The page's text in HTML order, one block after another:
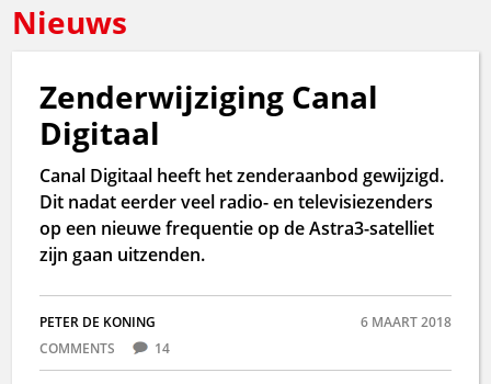
Nieuws
Zenderwijziging Canal
Digitaal
Canal Digitaal heeft het zenderaanbod gewijzigd.
Dit nadat eerder veel radio- en televisiezenders
op een nieuwe frequentie op de Astra3-satelliet
zijn gaan uitzenden.
PETER DE KONING
6 MAART 2018
COMMENTS
14